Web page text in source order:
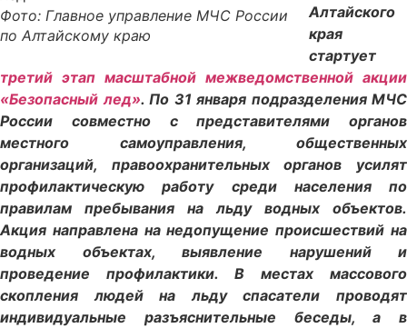
Фото: Главное управление МЧС России
по Алтайскому краю
Алтайского
края
стартует
третий этап масштабной межведомственной акции
«Безопасный лед». По 31 января подразделения МЧС
России совместно с представителями органов
местного самоуправления, общественных
организаций, правоохранительных органов усилят
профилактическую работу среди населения по
правилам пребывания на льду водных объектов.
Акция направлена на недопущение происшествий на
водных объектах, выявление нарушений и
проведение профилактики. В местах массового
скопления людей на льду спасатели проводят
индивидуальные разъяснительные беседы, а в